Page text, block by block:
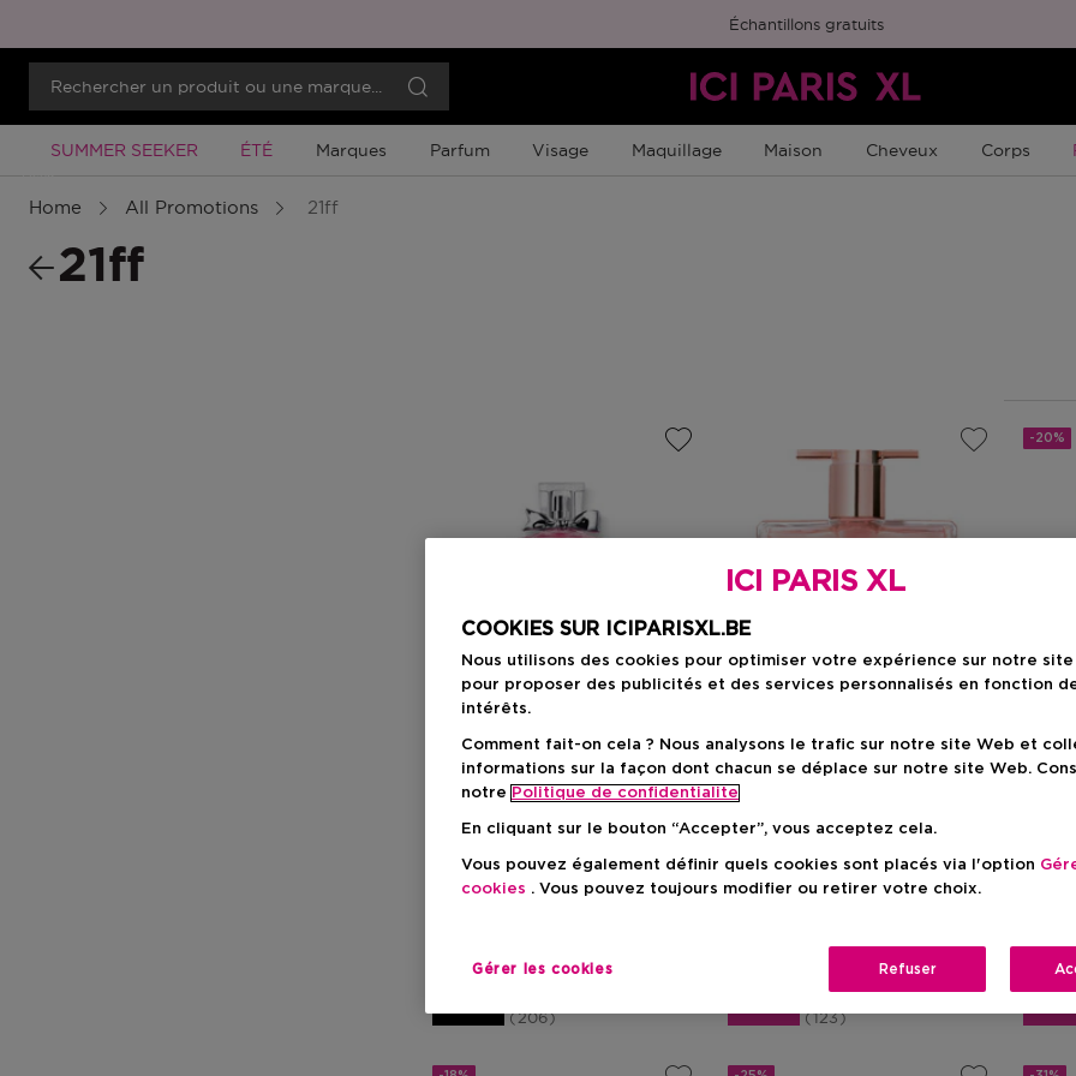
Échantillons gratuits
Promotion À Durée Limitée
SUMMER SEEKER Promotion À Durée Limitée
ÉTÉ Marques Parfum Visage Maquillage Maison Cheveux Corps
Home All Promotions 21ff
21ff
Rose N'roses
A Partir De Prix promotionnel
69,53 €
206
Cadeau
Eau De Parfum - Parfum
Rechargeable Femme
Prix promotionnel
20,50 €
Prix de vente conseillé25,00 €
123
-20%
Eau
A
Prix
ICI PARIS XL
COOKIES SUR ICIPARISXL.BE
Nous utilisons des cookies pour optimiser votre expérience sur notre
pour proposer des publicités et des services personnalisés en fonction
intérêts.
Comment fait-on cela ? Nous analysons le trafic sur notre site Web et
informations sur la façon dont chacun se déplace sur notre site Web.
notre Politique de confidentialite
En cliquant sur le bouton “Accepter”, vous acceptez cela.
Vous pouvez également définir quels cookies sont placés via l'option
cookies . Vous pouvez toujours modifier ou retirer votre choix.
Gérer les cookies Refuser